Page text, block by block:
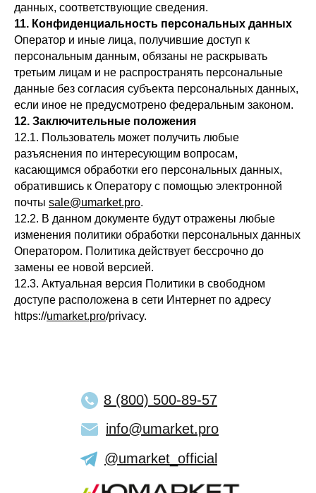
данных, соответствующие сведения.
11. Конфиденциальность персональных данных
Оператор и иные лица, получившие доступ к
персональным данным, обязаны не раскрывать
третьим лицам и не распространять персональные
данные без согласия субъекта персональных данных,
если иное не предусмотрено федеральным законом.
12. Заключительные положения
12.1. Пользователь может получить любые
разъяснения по интересующим вопросам,
касающимся обработки его персональных данных,
обратившись к Оператору с помощью электронной
почты sale@umarket.pro.
12.2. В данном документе будут отражены любые
изменения политики обработки персональных данных
Оператором. Политика действует бессрочно до
замены ее новой версией.
12.3. Актуальная версия Политики в свободном
доступе расположена в сети Интернет по адресу
https://umarket.pro/privacy.
8 (800) 500-89-57
@umarket_official
info@umarket.pro